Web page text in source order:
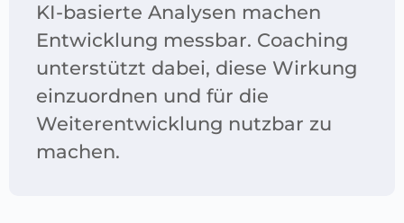
KI-basierte Analysen machen
Entwicklung messbar. Coaching
unterstützt dabei, diese Wirkung
einzuordnen und für die
Weiterentwicklung nutzbar zu
machen.